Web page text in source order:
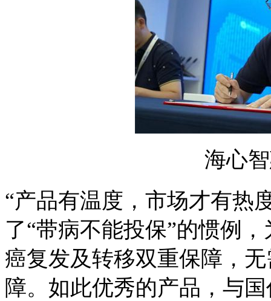
海心
“产品有温度，市场才有热
了“带病不能投保”的惯例
癌复发及转移双重保障，
障。如此优秀的产品，与